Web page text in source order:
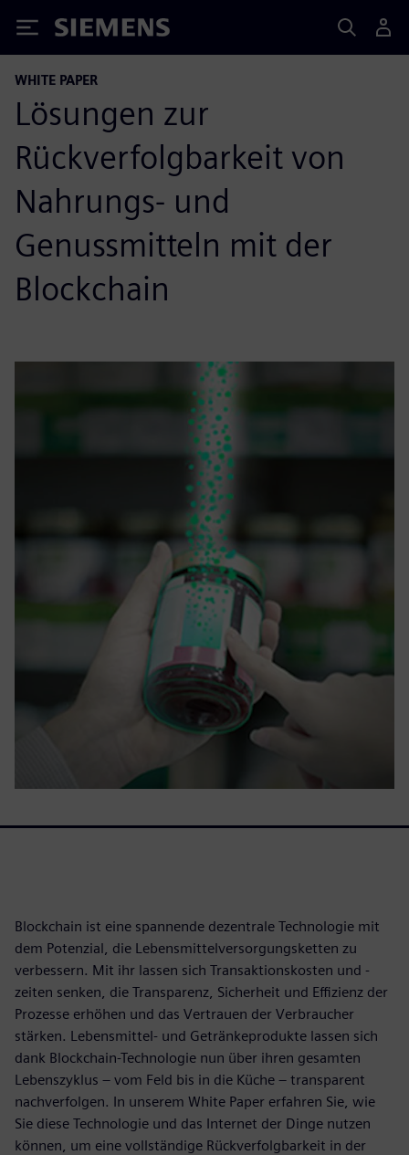
Siemens
WHITE PAPER
Lösungen zur
Rückverfolgbarkeit von
Nahrungs- und
Genussmitteln mit der
Blockchain
Blockchain ist eine spannende dezentrale Technologie mit
dem Potenzial, die Lebensmittelversorgungsketten zu
verbessern. Mit ihr lassen sich Transaktionskosten und -
zeiten senken, die Transparenz, Sicherheit und Effizienz der
Prozesse erhöhen und das Vertrauen der Verbraucher
stärken. Lebensmittel- und Getränkeprodukte lassen sich
dank Blockchain-Technologie nun über ihren gesamten
Lebenszyklus – vom Feld bis in die Küche – transparent
nachverfolgen. In unserem White Paper erfahren Sie, wie
Sie diese Technologie und das Internet der Dinge nutzen
können, um eine vollständige Rückverfolgbarkeit in der